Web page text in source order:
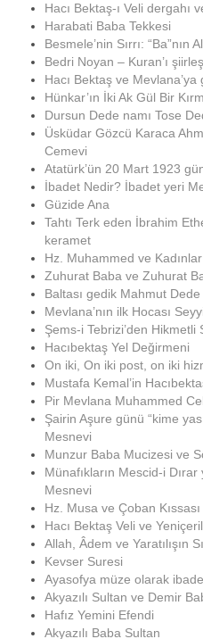
Hacı Bektaş-ı Veli dergahı
Harabati Baba Tekkesi
Besmele’nin Sırrı: “Ba”nın
Bedri Noyan – Kuran’ı
Hacı Bektaş ve Mevlana’ya
Hünkar’ın İki Ak Gül Bir
Dursun Dede namı Tose
Üsküdar Gözcü Karaca
Cemevi
Atatürk’ün 20 Mart 1923
İbadet Nedir? İbadet yeri
Güzide Ana
Tahtı Terk eden İbrahim
keramet
Hz. Muhammed ve
Zuhurat Baba ve Zuhurat
Baltası gedik Mahmut
Mevlana’nın ilk Hocası
Şems-i Tebrizi’den Hikmetli
Hacıbektaş Yel Değirmeni
On iki, On iki post, on iki
Mustafa Kemal’in
Pir Mevlana Muhammed
Şairin Aşure günü “kime
Mesnevi
Munzur Baba Mucizesi ve
Münafıkların Mescid-i
Mesnevi
Hz. Musa ve Çoban
Hacı Bektaş Veli ve
Allah, Âdem ve Yaratılışın
Kevser Suresi
Ayasofya müze olarak
Akyazılı Sultan ve Demir
Hafız Yemini Efendi
Akyazılı Baba Sultan